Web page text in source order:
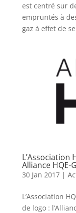
est centré sur
empruntés à
gaz à effet de
L’Association
Alliance HQE-
30 Jan 2017|
L’Association
de logo :